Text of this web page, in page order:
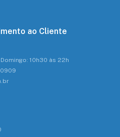
ao Cliente
10h30 às 22h